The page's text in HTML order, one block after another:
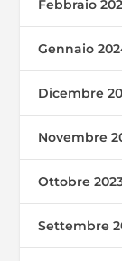
Febbraio
Gennaio
Dicembre
Novembre
Ottobre
Settembre